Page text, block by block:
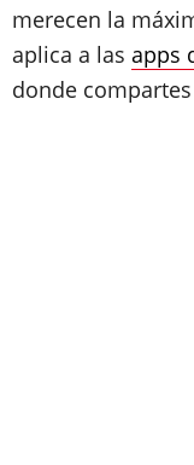
merecen la
aplica a las apps
donde